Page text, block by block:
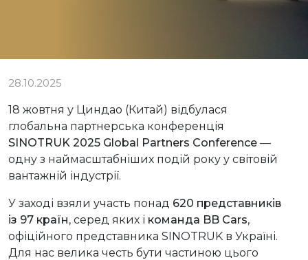
28.10.2025
18 жовтня у Циндао (Китай) відбулася
глобальна партнерська конференція
SINOTRUK 2025 Global Partners Conference —
одну з наймасштабніших подій року у світовій
вантажній індустрії.
У заході взяли участь понад 620 представників
із 97 країн, серед яких і команда BB Cars,
офіційного представника SINOTRUK в Україні.
Для нас велика честь бути частиною цього